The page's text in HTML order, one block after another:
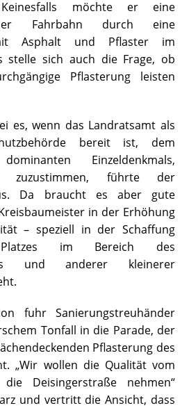
möchte er eine
der Fahrbahn durch eine
Asphalt und Pflaster im
stelle sich auch die Frage, ob
Pflasterung leisten
es, wenn das Landratsamt als
bereit ist, dem
Einzeldenkmals,
zuzustimmen, führte der
Da braucht es aber gute
in der Erhöhung
– speziell in der Schaffung
im Bereich des
und anderer kleinerer
fuhr Sanierungstreuhänder
Tonfall in die Parade, der
Pflasterung des
„Wir wollen die Qualität vom
Deisingerstraße nehmen“
und vertritt die Ansicht, dass